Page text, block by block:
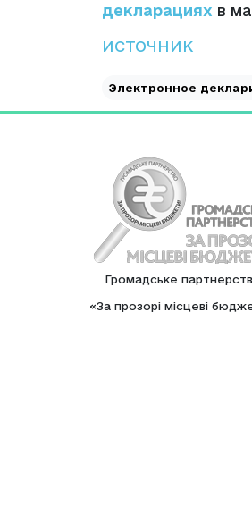
декларациях в
ИСТОЧНИК
Электронное
Громадське
«За прозорі місцеві